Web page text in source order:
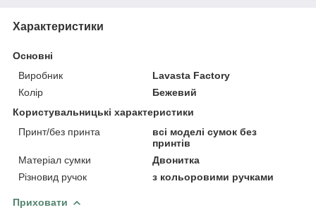
Характеристики
Основні
Виробник
Lavasta Factory
Колір
Бежевий
Користувальницькі характеристики
Принт/без принта
всі моделі сумок без
принтів
Матеріал сумки
Двонитка
Різновид ручок
з кольоровими ручками
Приховати